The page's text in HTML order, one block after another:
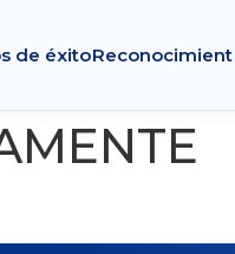
de éxito